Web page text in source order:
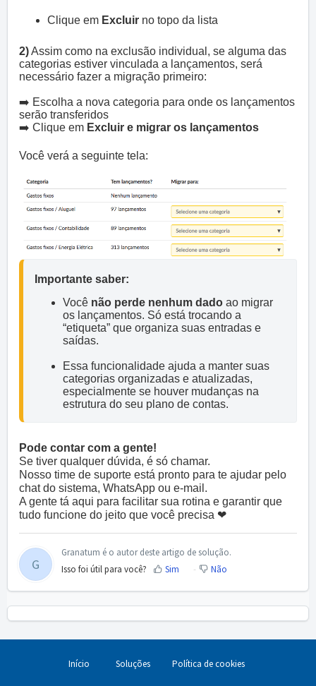
Clique em Excluir no topo da lista
2)Assim como na exclusão individual, se alguma das
categorias estiver vinculada a lançamentos, será
necessário fazer a migração primeiro:
➡️ Escolha a nova categoria para onde os lançamentos
serão transferidos
➡️ Clique em Excluir e migrar os lançamentos
Você verá a seguinte tela:
Importante saber:
Você não perde nenhum dado ao migrar
os lançamentos. Só está trocando a
“etiqueta” que organiza suas entradas e
saídas.
Essa funcionalidade ajuda a manter suas
categorias organizadas e atualizadas,
especialmente se houver mudanças na
Pode contar com a gente!
Se tiver qualquer dúvida, é só chamar.
Nosso time de suporte está pronto para te ajudar pelo
chat do sistema, WhatsApp ou e-mail.
A gente tá aqui para facilitar sua rotina e garantir que
tudo funcione do jeito que você precisa ❤
G
Granatum é o autor deste artigo de solução.
Isso foi útil para você?
Sim Não
Início Soluções Política de cookies